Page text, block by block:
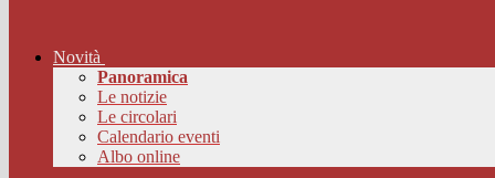
Novità
Panoramica
Le notizie
Le circolari
Calendario eventi
Albo online